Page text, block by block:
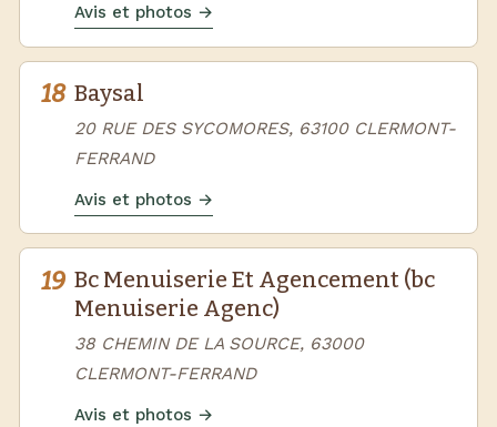
Avis et photos →
18 Baysal
20 RUE DES SYCOMORES, 63100 CLERMONT-
FERRAND
Avis et photos →
19 Bc Menuiserie Et Agencement (bc
Menuiserie Agenc)
38 CHEMIN DE LA SOURCE, 63000
CLERMONT-FERRAND
Avis et photos →